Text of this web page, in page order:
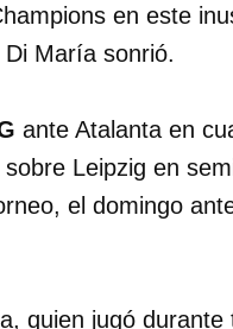
en este
Di María sonrió.
ante Atalanta en
Leipzig en
el domingo
quien jugó